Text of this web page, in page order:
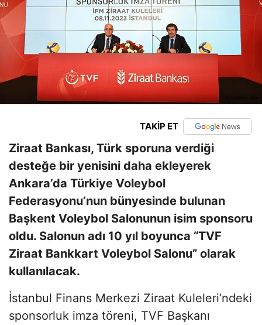
TAKİP ET
Ziraat Bankası, Türk sporuna verdiği
desteğe bir yenisini daha ekleyerek
Ankara’da Türkiye Voleybol
Federasyonu’nun bünyesinde bulunan
Başkent Voleybol Salonunun isim sponsoru
oldu. Salonun adı 10 yıl boyunca “TVF
Ziraat Bankkart Voleybol Salonu” olarak
kullanılacak.
İstanbul Finans Merkezi Ziraat Kuleleri’ndeki
sponsorluk imza töreni, TVF Başkanı